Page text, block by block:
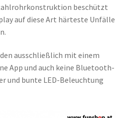
beschützt
auf diese Art härteste Unfälle
ausschließlich mit einem
App und auch keine Bluetooth-
und bunte LED-Beleuchtung